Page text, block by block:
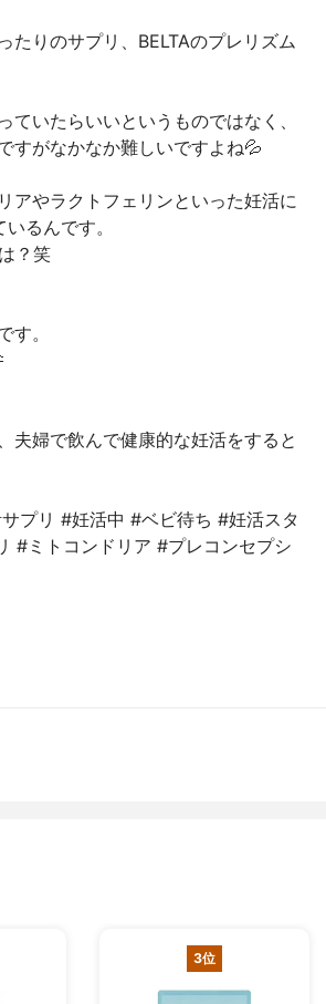
たりのサプリ、BELTAのプレリズム
いたらいいというものではなく、
すがなかなか難しいですよね💦
アやラクトフェリンといった妊活に
るんです。
？笑
す。
夫婦で飲んで健康的な妊活をすると
プリ #妊活中 #ベビ待ち #妊活スタ
#ミトコンドリア #プレコンセプシ
3位